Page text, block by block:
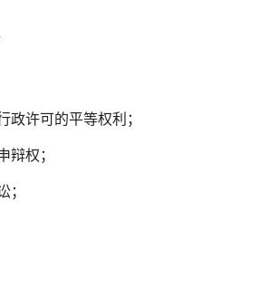
政许可的平等权利；
辩权；
；